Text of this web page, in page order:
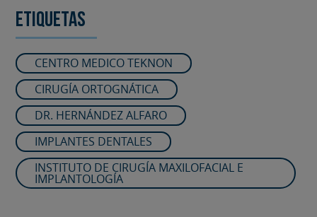
Etiquetas
CENTRO MEDICO TEKNON
CIRUGÍA ORTOGNÁTICA
DR. HERNÁNDEZ ALFARO
IMPLANTES DENTALES
INSTITUTO DE CIRUGÍA MAXILOFACIAL E
IMPLANTOLOGÍA